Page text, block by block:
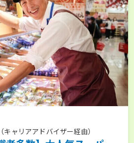
ャリアアドバイザー経由）